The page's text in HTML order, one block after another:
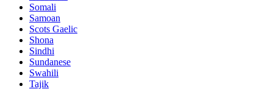
Somali
Samoan
Scots Gaelic
Shona
Sindhi
Sundanese
Swahili
Tajik